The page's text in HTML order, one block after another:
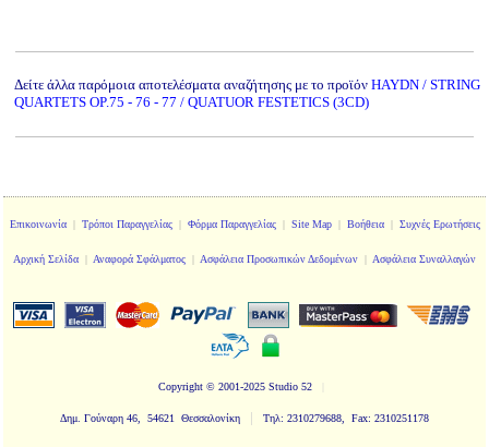
Δείτε άλλα παρόμοια αποτελέσματα αναζήτησης με το προϊόν HAYDN / STRING
QUARTETS OP.75 - 76 - 77 / QUATUOR FESTETICS (3CD)
Επικοινωνία| Τρόποι Παραγγελίας| Φόρμα Παραγγελίας| Site Map| Βοήθεια| Συχνές Ερωτήσεις
Αρχική Σελίδα | Αναφορά Σφάλματος | Ασφάλεια Προσωπικών Δεδομένων | Ασφάλεια Συναλλαγών
Copyright © 2001-2025 Studio 52
Δημ. Γούναρη 46, 54621 Θεσσαλονίκη | Τηλ: 2310279688, Fax: 2310251178